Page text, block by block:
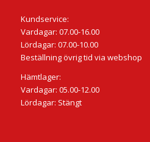
Kundservice:
Vardagar: 07.00-16.00
Lördagar: 07.00-10.00
Beställning övrig tid via webshop
Hämtlager:
Vardagar: 05.00-12.00
Lördagar: Stängt